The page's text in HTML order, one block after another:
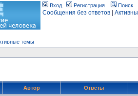
Вход Регистрация Поиск
Сообщения без ответов
темы
Автор Ответы